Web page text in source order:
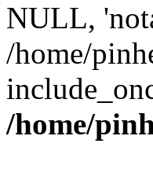
NULL,
/home/
/home/